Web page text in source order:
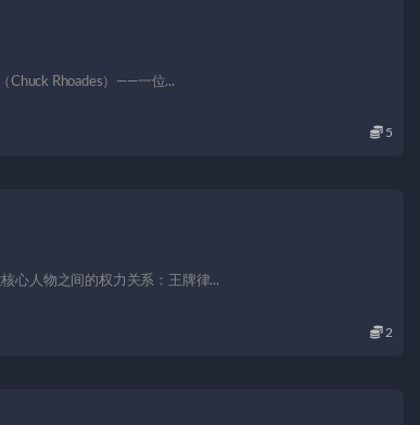
Chuck Rhoades）——一位...
5
心人物之间的权力关系：王牌律...
2